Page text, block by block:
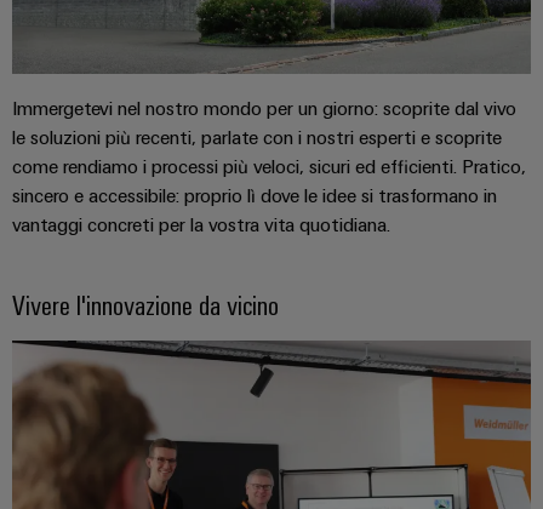
Costruzione
Soluzioni
di
connessione
complete
per
l'industria
dell’acqua
e
delle
acque
reflue
Soluzioni
l’industria
easyConnect
Workplace
e
Accessori
Utensili
Macchine
automatiche
Software
Marcatori
Stampanti
Immergetevi nel nostro mondo per un giorno: scoprite dal vivo
le soluzioni più recenti, parlate con i nostri esperti e scoprite
come rendiamo i processi più veloci, sicuri ed efficienti. Pratico,
sincero e accessibile: proprio lì dove le idee si trasformano in
vantaggi concreti per la vostra vita quotidiana.
Vivere l'innovazione da vicino